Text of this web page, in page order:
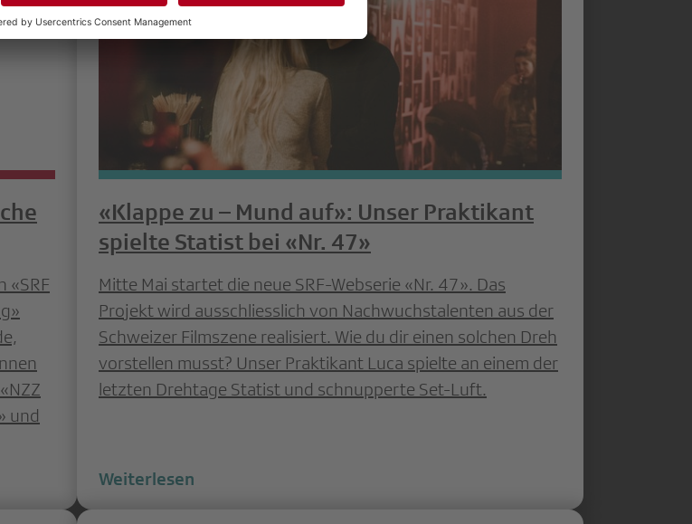
«SRF
und
«Klappe zu – Mund auf»: Unser Praktikant
spielte Statist bei «Nr. 47»
Mitte Mai startet die neue SRF-Webserie «Nr. 47». Das
Projekt wird ausschliesslich von Nachwuchstalenten aus der
Schweizer Filmszene realisiert. Wie du dir einen solchen Dreh
vorstellen musst? Unser Praktikant Luca spielte an einem der
letzten Drehtage Statist und schnupperte Set-Luft.
Weiterlesen